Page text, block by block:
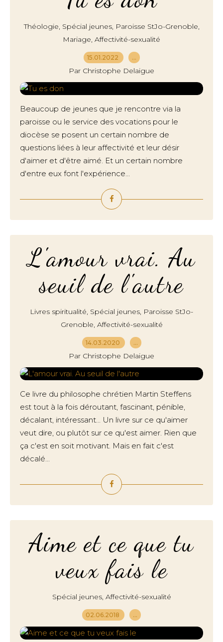
Théologie, Spécial jeunes, Paroisse StJo-Grenoble,
Mariage, Affectivité-sexualité
15.01.2022 …
Par Christophe Delaigue
Beaucoup de jeunes que je rencontre via la
paroisse ou le service des vocations pour le
diocèse se posent un certain nombre de
questions liées à leur affectivité et leur désir
d'aimer et d'être aimé. Et un certain nombre
d'entre eux font l'expérience...
L'amour vrai. Au
seuil de l'autre
Livres spiritualité, Spécial jeunes, Paroisse StJo-
Grenoble, Affectivité-sexualité
14.03.2020 …
Par Christophe Delaigue
Ce livre du philosophe chrétien Martin Steffens
est tout à la fois déroutant, fascinant, pénible,
décalant, intéressant... Un livre sur ce qu'aimer
veut dire, ou plutôt sur ce qu'est aimer. Rien que
ça c'est en soit motivant. Mais en fait c'est
décalé...
Aime et ce que tu
veux fais le
Spécial jeunes, Affectivité-sexualité
02.06.2018 …